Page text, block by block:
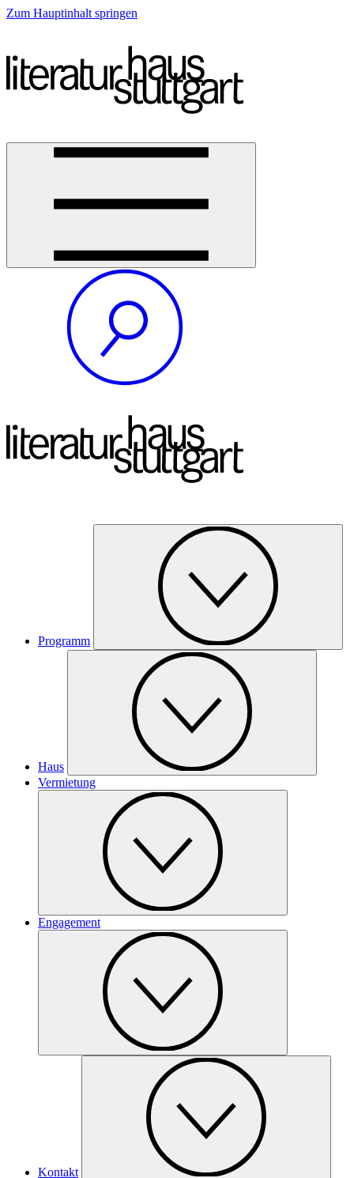
Zum Hauptinhalt springen
Programm
Haus
Vermietung
Engagement
Kontakt